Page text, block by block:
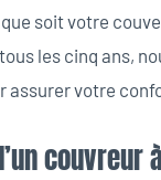
soit votre
les cinq ans,
assurer votre
couvreur